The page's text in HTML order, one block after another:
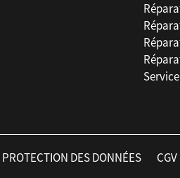
PROTECTION DES DONNÉES CGV